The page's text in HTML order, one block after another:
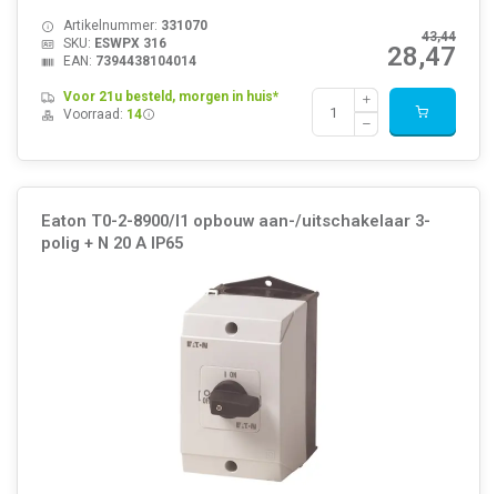
43,44
28,47
Artikelnummer: 331070
SKU: ESWPX 316
EAN: 7394438104014
Voor 21u besteld, morgen in huis*
Voorraad: 14
Eaton T0-2-8900/I1 opbouw aan-/uitschakelaar 3-
polig + N 20 A IP65